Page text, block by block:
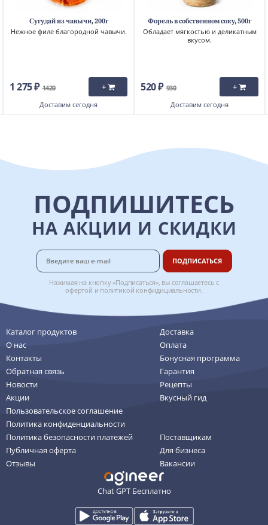
Сугудай из чавычи, 200г
Нежное филе благородной чавычи.
1 275 ₽ 1420 +
Доставим сегодня
Форель в собственном соку, 500г
Обладает мягкостью и деликатным
вкусом.
520 ₽ 930 +
Доставим сегодня
ПОДПИШИТЕСЬ
НА АКЦИИ И СКИДКИ
ПОДПИСАТЬСЯ
Нажимая на кнопку «Подписаться», вы соглашаетесь с
офертой и политикой конфидициальности.
Каталог продуктов
О нас
Контакты
Обратная связь
Новости
Акции
Пользовательское соглашение
Политика конфиденциальности
Политика безопасности платежей
Публичная оферта
Отзывы
Доставка
Оплата
Бонусная программа
Гарантия
Рецепты
Вкусный гид
Поставщикам
Для бизнеса
Вакансии
Chat GPT Бесплатно